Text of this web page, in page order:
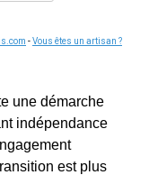
-Vous êtes un artisan ?
une démarche
indépendance
est plus